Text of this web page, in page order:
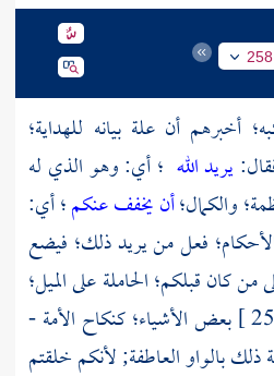
258
أخبرهم أن علة بيانه للهداية؛
يريد الله ؛ أي: وهو الذي له
والكمال؛أن يخفف عنكم؛ أي:
فعل من يريد ذلك؛ فيضع
كان قبلكم؛ الحاملة على الميل؛
بعض الأشياء؛ كنكاح الأمة -
بالواو العاطفة; لأنكم خلقتم